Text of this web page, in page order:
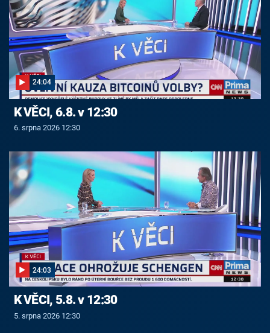
24:04
K VĚCI, 6.8. v 12:30
6. srpna 2026 12:30
24:03
K VĚCI, 5.8. v 12:30
5. srpna 2026 12:30